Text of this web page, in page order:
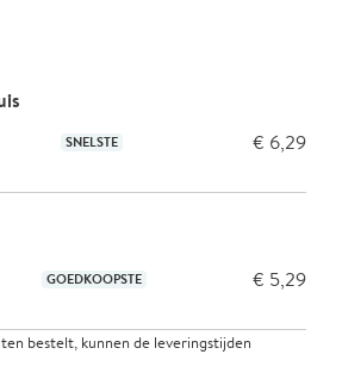
SNELSTE € 6,29
GOEDKOOPSTE € 5,29
bestelt, kunnen de leveringstijden